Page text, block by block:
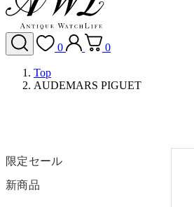
0 0
Top
AUDEMARS PIGUET
限定セール
新商品